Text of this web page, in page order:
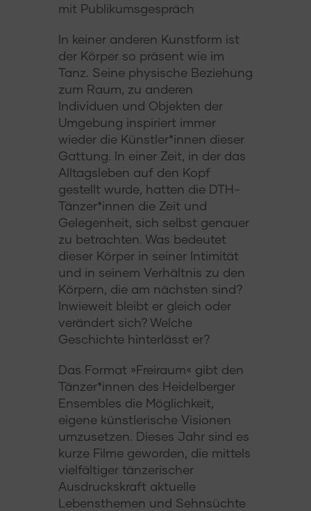
mit Publikumsgespräch
In keiner anderen Kunstform ist
der Körper so präsent wie im
Tanz. Seine physische Beziehung
zum Raum, zu anderen
Individuen und Objekten der
Umgebung inspiriert immer
wieder die Künstler*innen dieser
Gattung. In einer Zeit, in der das
Alltagsleben auf den Kopf
gestellt wurde, hatten die DTH-
Tänzer*innen die Zeit und
Gelegenheit, sich selbst genauer
zu betrachten. Was bedeutet
dieser Körper in seiner Intimität
und in seinem Verhältnis zu den
Körpern, die am nächsten sind?
Inwieweit bleibt er gleich oder
verändert sich? Welche
Geschichte hinterlässt er?
Das Format »Freiraum« gibt den
Tänzer*innen des Heidelberger
Ensembles die Möglichkeit,
eigene künstlerische Visionen
umzusetzen. Dieses Jahr sind es
kurze Filme geworden, die mittels
vielfältiger tänzerischer
Ausdruckskraft aktuelle
Lebensthemen und Sehnsüchte